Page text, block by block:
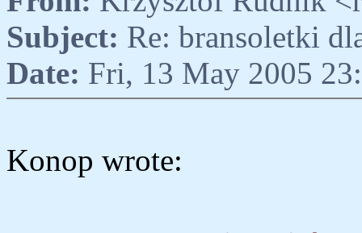
Subject: Re: bransoletki
Date: Fri, 13 May 2005
Konop wrote: